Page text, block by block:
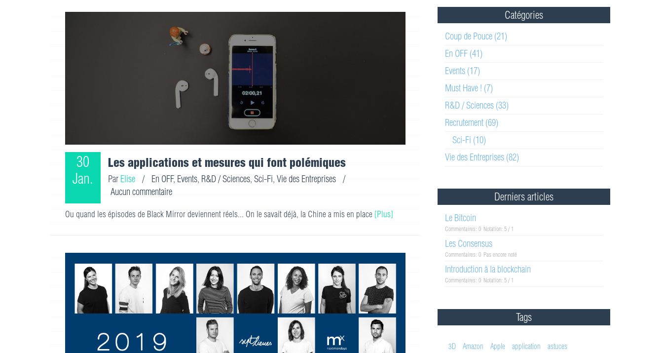
30
Jan.
Les applications et mesures qui font polémiques
Par Elise / En OFF, Events, R&D / Sciences, Sci-Fi, Vie des Entreprises
/
Aucun commentaire
Ou quand les épisodes de Black Mirror deviennent réels... On le savait déjà, la Chine a mis en place [Plus]
Catégories
Coup de Pouce (21)
En OFF (41)
Events (17)
Must Have ! (7)
R&D / Sciences (33)
Recrutement (69)
Sci-Fi (10)
Vie des Entreprises (82)
Derniers articles
Le Bitcoin
Commentaires: 0 Notation: 5 / 1
Les Consensus
Commentaires: 0 Pas encore noté
Introduction à la blockchain
Commentaires: 0 Notation: 5 / 1
Tags
3D Amazon Apple application
astuces